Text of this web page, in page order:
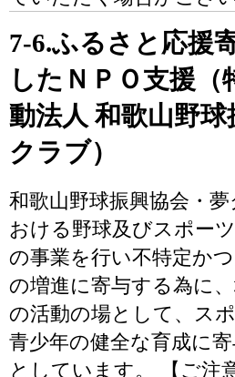
7-6.ふるさと応援
したＮＰＯ支援（
動法人 和歌山野
クラブ）
和歌山野球振興協会・
おける野球及びスポー
の事業を行い不特定か
の増進に寄与する為に
の活動の場として、ス
青少年の健全な育成に
としています。 【ご注